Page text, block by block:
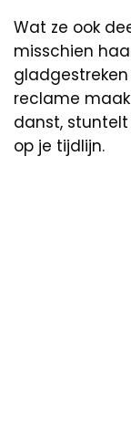
Wat ze ook
misschien
reclame
danst, stuntelt
op je tijdlijn.